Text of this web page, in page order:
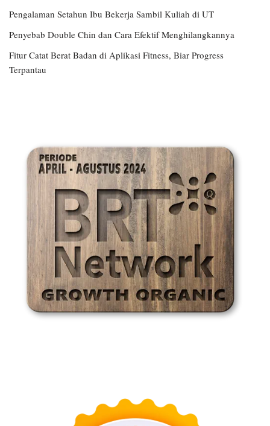
Pengalaman Setahun Ibu Bekerja Sambil Kuliah di UT
Penyebab Double Chin dan Cara Efektif Menghilangkannya
Fitur Catat Berat Badan di Aplikasi Fitness, Biar Progress
Terpantau